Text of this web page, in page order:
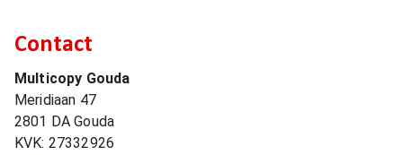
Contact
Multicopy Gouda
Meridiaan 47
2801 DA Gouda
KVK: 27332926